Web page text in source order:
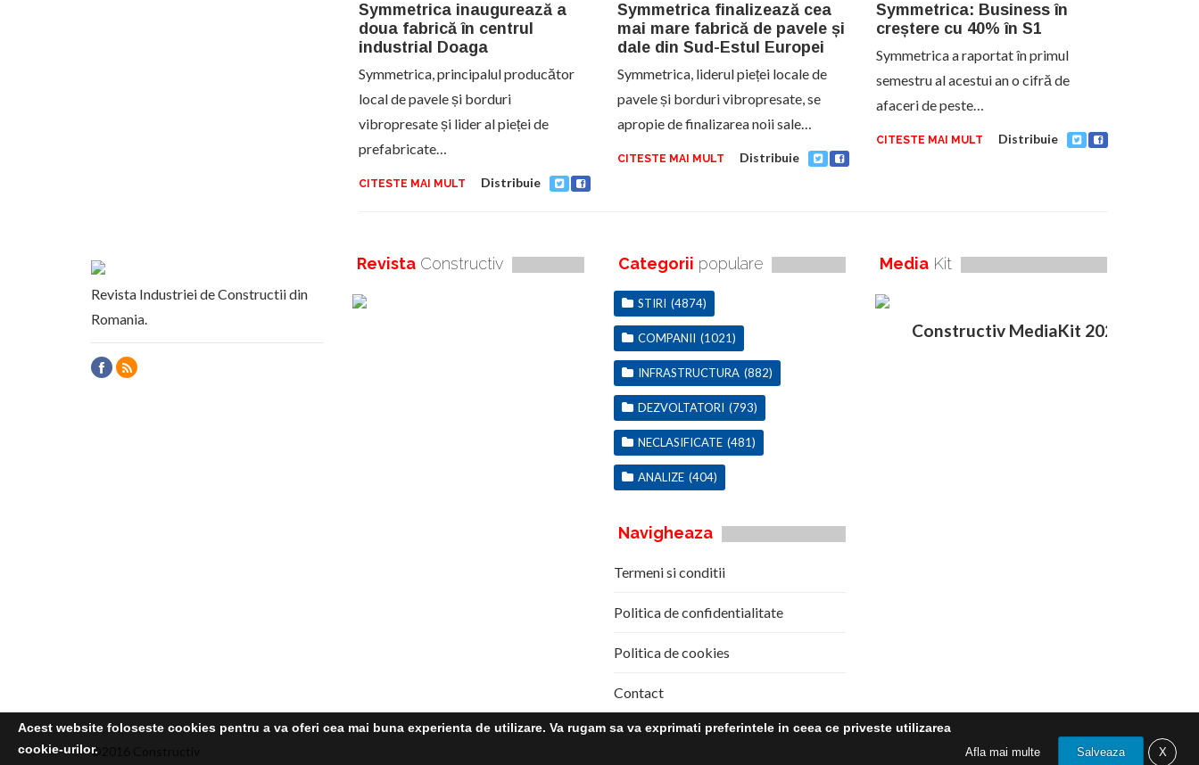
Symmetrica inaugurează a
doua fabrică în centrul
industrial Doaga
Symmetrica, principalul producător
local de pavele și borduri
vibropresate și lider al pieței de
prefabricate…
CITESTE MAI MULT Distribuie
Symmetrica finalizează cea
mai mare fabrică de pavele și
dale din Sud-Estul Europei
Symmetrica, liderul pieței locale de
pavele și borduri vibropresate, se
apropie de finalizarea noii sale…
CITESTE MAI MULT Distribuie
Symmetrica: Business în
creștere cu 40% în S1
Symmetrica a raportat în primul
semestru al acestui an o cifră de
afaceri de peste…
CITESTE MAI MULT Distribuie
Revista Industriei de Constructii din
Romania.
Revista Constructiv Categorii populare
STIRI (4874)
COMPANII (1021)
INFRASTRUCTURA (882)
DEZVOLTATORI (793)
NECLASIFICATE (481)
ANALIZE (404)
Navigheaza
Termeni si conditii
Politica de confidentialitate
Politica de cookies
Contact
Media Kit
Constructiv MediaKit 2020
©2016 Constructiv
Acest website foloseste cookies pentru a va oferi cea mai buna experienta de utilizare. Va rugam sa va exprimati preferintele in ceea ce priveste utilizarea
cookie-urilor.
Afla mai multe Salveaza X